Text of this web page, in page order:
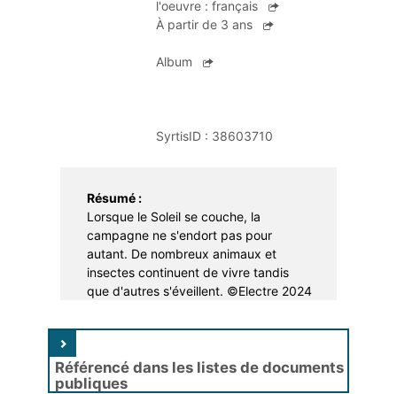
l'oeuvre : français
À partir de 3 ans
Album
SyrtisID : 38603710
Résumé :
Lorsque le Soleil se couche, la
campagne ne s'endort pas pour
autant. De nombreux animaux et
insectes continuent de vivre tandis
que d'autres s'éveillent. ©Electre 2024
Référencé dans les listes de documents
publiques